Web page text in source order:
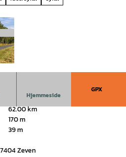
Hjemmeside
GPX
62.00 km
170 m
39 m
Zeven